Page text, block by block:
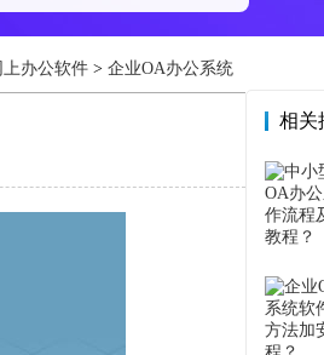
上办公软件 > 企业OA办公系统
相关